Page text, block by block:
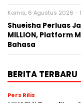
Kamis, 6 Agustus 2026 -
Shueisha Perluas
MILLION, Platform
Bahasa
BERITA TERBARU
Pers Rilis